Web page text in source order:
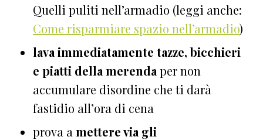
Quelli puliti nell’armadio (leggi anche:
Come risparmiare spazio nell’armadio)
lava immediatamente tazze, bicchieri
e piatti della merenda per non
accumulare disordine che ti darà
fastidio all’ora di cena
prova a mettere via gli